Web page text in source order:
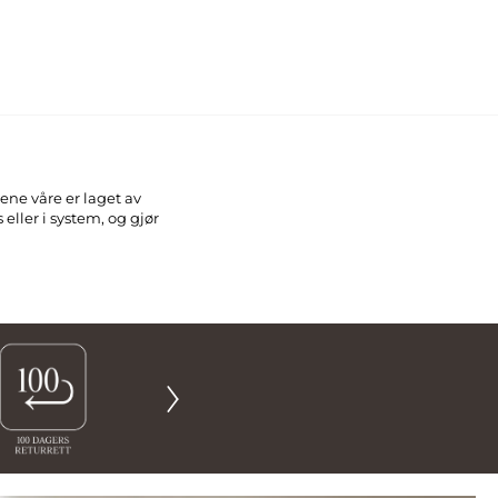
våre er laget av
i system, og gjør